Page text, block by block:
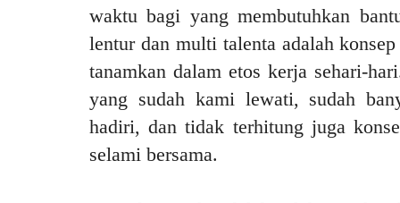
waktu bagi yang membutuhkan
lentur dan multi talenta adalah
tanamkan dalam etos kerja sehari-
yang sudah kami lewati, sudah
hadiri, dan tidak terhitung juga
selami bersama.